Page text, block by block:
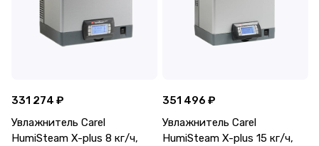
331 274 ₽
Увлажнитель Carel
HumiSteam X-plus 8 кг/ч,
351 496 ₽
Увлажнитель Carel
HumiSteam X-plus 15 кг/ч,